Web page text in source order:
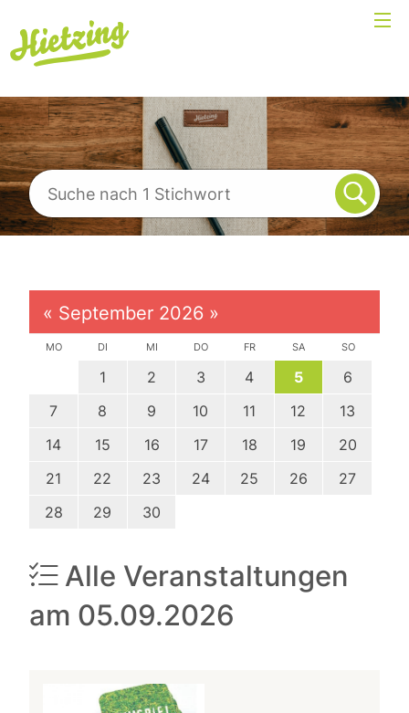
« September 2026 »
MO DI MI DO FR SA SO
1 2 3 4 5
6
7
8 9 10 11 12
13
14
15 16 17 18 19
20
21
22 23 24 25 26
27
28
29 30
Alle Veranstaltungen
am 05.09.2026